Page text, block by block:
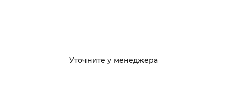
Уточните у менеджера